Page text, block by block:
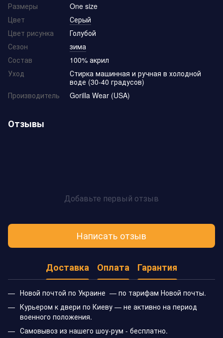
Размеры
One size
Цвет
Серый
Цвет рисунка
Голубой
Сезон
зима
Состав
100% акрил
Уход
Стирка машинная и ручная в холодной
воде (30-40 градусов)
Производитель
Gorilla Wear (USA)
Отзывы
Добавьте первый отзыв
Написать отзыв
Доставка Оплата Гарантия
Новой почтой по Украине — по тарифам Новой почты.
Курьером к двери по Киеву — не активно на период
военного положения.
Самовывоз из нашего шоу-рум - бесплатно.